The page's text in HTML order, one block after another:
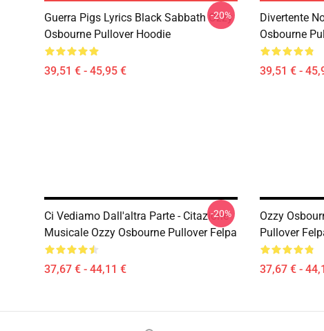
Guerra Pigs Lyrics Black Sabbath Ozzy
Osbourne Pullover Hoodie
39,51 € - 45,95 €
-20%
Divertente
Osbourne
39,51 € -
Ci Vediamo Dall'altra Parte - Citazione
Musicale Ozzy Osbourne Pullover Felpa
37,67 € - 44,11 €
-20%
Ozzy
Pullover
37,67 € -